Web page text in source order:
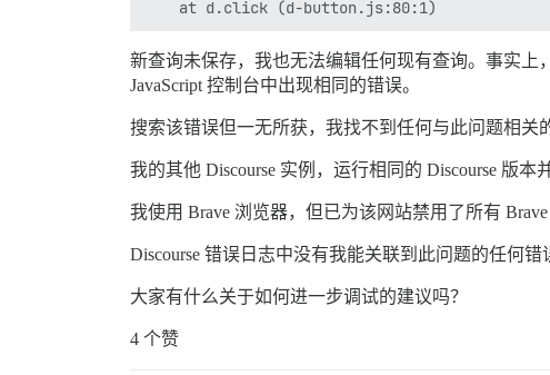
新查询未保存，我也无法编辑任何现有查询。事实上
JavaScript 控制台中出现相同的错误。
搜索该错误但一无所获，我找不到任何与此问题相关
我的其他 Discourse 实例，运行相同的 Discourse 版本
我使用 Brave 浏览器，但已为该网站禁用了所有
Discourse 错误日志中没有我能关联到此问题的任何错
大家有什么关于如何进一步调试的建议吗？
4 个赞